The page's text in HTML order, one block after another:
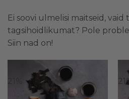
Ei soovi ulmelisi maitseid, vaid
tagsihoidlikumat? Pole
Siin nad on!